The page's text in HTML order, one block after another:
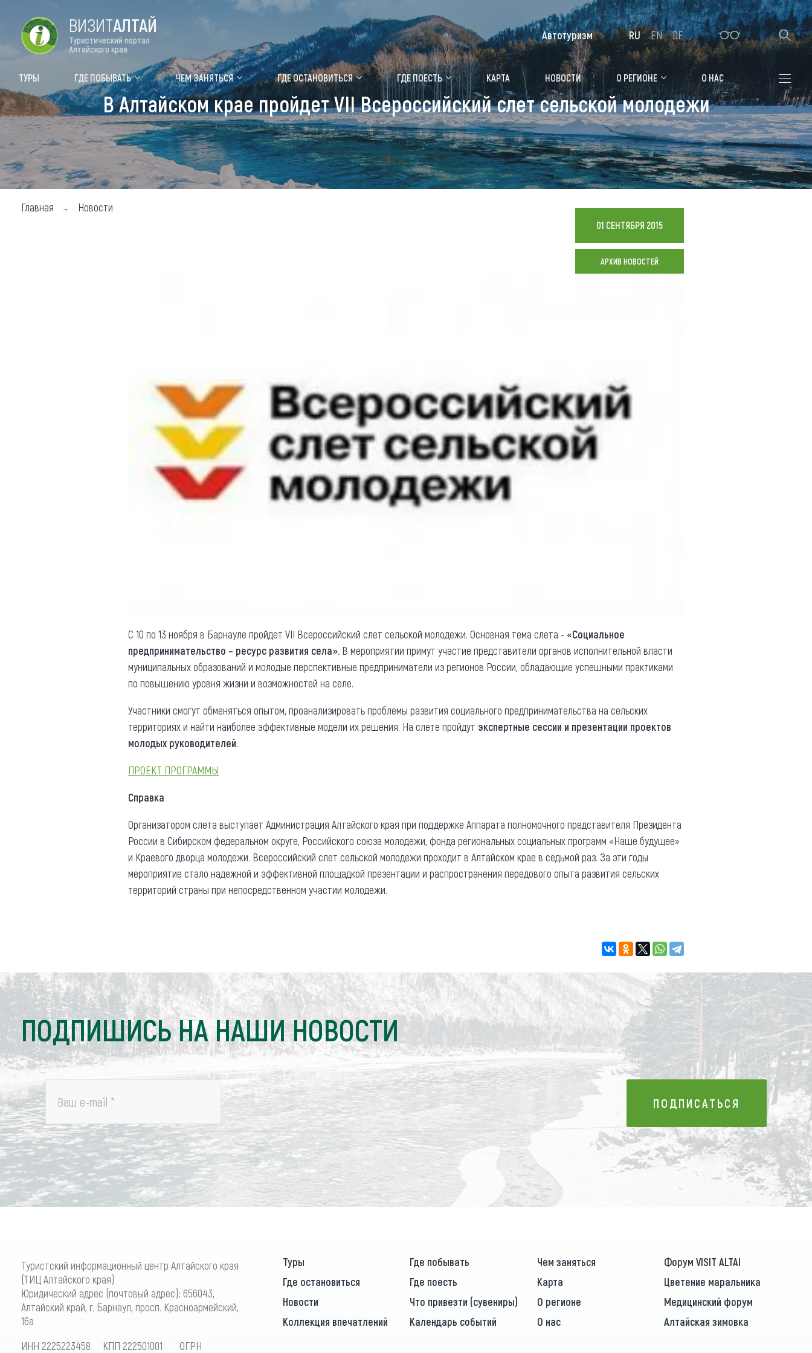
Цветение маральника Медицинский форум Алтайская зимовка
Туры Где побывать
Объекты природы
Объекты истории и культуры
Объекты развлечений
Чем заняться
Календарь событий
Аудиогид
Мой маршрут
Где остановиться
Санатории
Гостиницы, отели
Коттеджи, базы
Сельские усадьбы
Мотели, придорожные отели
ВИЗИТАЛТАЙ
Туристический портал
Алтайского края
ТУРЫ ГДЕ ПОБЫВАТЬ ЧЕМ ЗАНЯТЬСЯ ГДЕ ОСТАНОВИТЬСЯ ГДЕ ПОЕСТЬ КАРТА НОВОСТИ О РЕГИОНЕ О НАС
Автотуризм RU EN DE
В Алтайском крае пройдет VII Всероссийский слет сельской молодежи
Главная Новости
01 СЕНТЯБРЯ 2015
АРХИВ НОВОСТЕЙ
С 10 по 13 ноября в Барнауле пройдет VII Всероссийский слет сельской молодежи. Основная тема слета - «Социальное
предпринимательство – ресурс развития села». В мероприятии примут участие представители органов исполнительной власти
муниципальных образований и молодые перспективные предприниматели из регионов России, обладающие успешными практиками
по повышению уровня жизни и возможностей на селе.
Участники смогут обменяться опытом, проанализировать проблемы развития социального предпринимательства на сельских
территориях и найти наиболее эффективные модели их решения. На слете пройдут экспертные сессии и презентации проектов
молодых руководителей.
ПРОЕКТ ПРОГРАММЫ
Справка
Организатором слета выступает Администрация Алтайского края при поддержке Аппарата полномочного представителя Президента
России в Сибирском федеральном округе, Российского союза молодежи, фонда региональных социальных программ «Наше будущее»
и Краевого дворца молодежи. Всероссийский слет сельской молодежи проходит в Алтайском крае в седьмой раз. За эти годы
мероприятие стало надежной и эффективной площадкой презентации и распространения передового опыта развития сельских
территорий страны при непосредственном участии молодежи.
ПОДПИШИСЬ НА НАШИ НОВОСТИ
Ваш e-mail * ПОДПИСАТЬСЯ
ПОДПИСАТЬСЯ
Туристский информационный центр Алтайского края
(ТИЦ Алтайского края)
Юридический адрес (почтовый адрес): 656043,
Алтайский край, г. Барнаул, просп. Красноармейский,
16а
ИНН 2225223458 КПП 222501001 ОГРН
Туры Где побывать Чем заняться
Форум VISIT ALTAI
Где остановиться
Где поесть Карта
Цветение маральника
Новости
Что привезти (сувениры) О регионе
Медицинский форум
Коллекция впечатлений
Календарь событий О нас Алтайская зимовка